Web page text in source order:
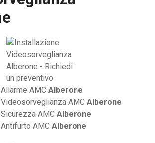
AMC Alberone
AMC Alberone
AMC Alberone
AMC Alberone